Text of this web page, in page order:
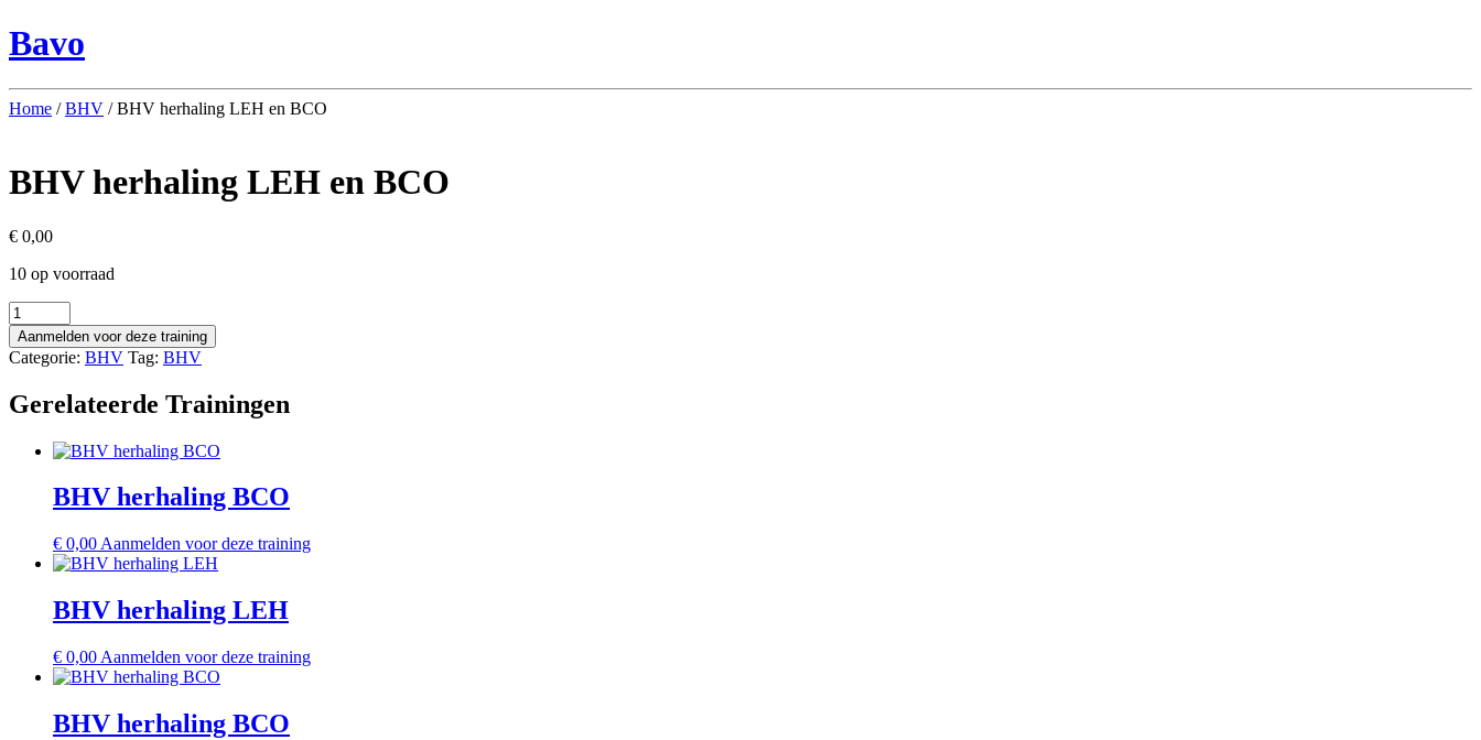
Bavo
Home /BHV / BHV herhaling LEH en BCO
BHV herhaling LEH en BCO
€ 0,00
10 op voorraad
BHV
herhaling
LEH
en
aantal
Aanmelden voor deze training
Categorie: BHV Tag: BHV
Gerelateerde Trainingen
BHV herhaling BCO
€ 0,00 Aanmelden voor deze training
BHV herhaling LEH
€ 0,00 Aanmelden voor deze training
BHV herhaling BCO